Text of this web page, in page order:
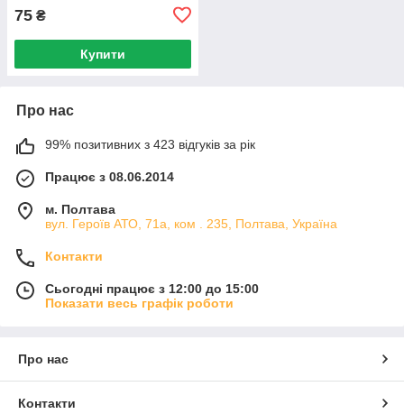
75 ₴
Купити
Про нас
99% позитивних з 423 відгуків за рік
Працює з 08.06.2014
м. Полтава
вул. Героїв АТО, 71а, ком . 235, Полтава, Україна
Контакти
Сьогодні працює з 12:00 до 15:00
Показати весь графік роботи
Про нас
Контакти